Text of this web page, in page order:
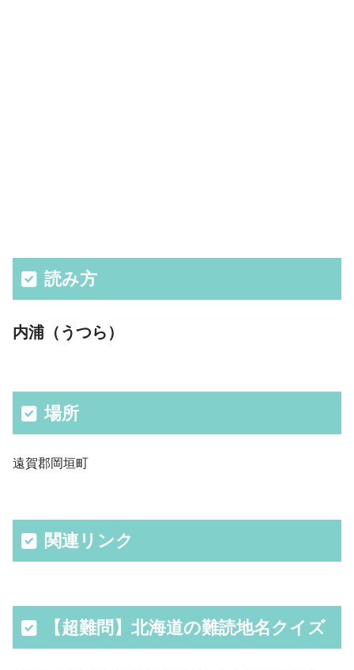
読み方
内浦（うつら）
場所
遠賀郡岡垣町
関連リンク
【超難問】北海道の難読地名クイズ